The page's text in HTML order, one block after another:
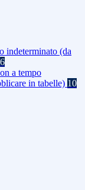
indeterminato (da
6
a tempo
in tabelle) 10